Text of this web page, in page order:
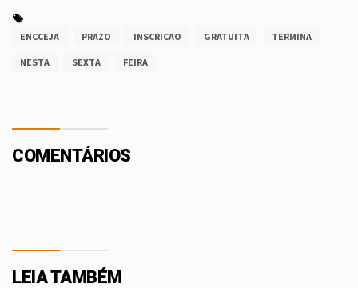
ENCCEJA PRAZO INSCRICAO GRATUITA TERMINA
NESTA SEXTA FEIRA
COMENTÁRIOS
LEIA TAMBÉM